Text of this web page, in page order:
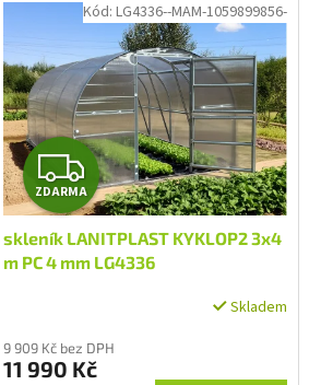
Z
D
A
M
ZDARMA
skleník LANITPLAST KYKLOP2 3x4
m PC 4 mm LG4336
Skladem
9 909 Kč bez DPH
11 990 Kč
Kód: LG4336--MAM-1059899856-